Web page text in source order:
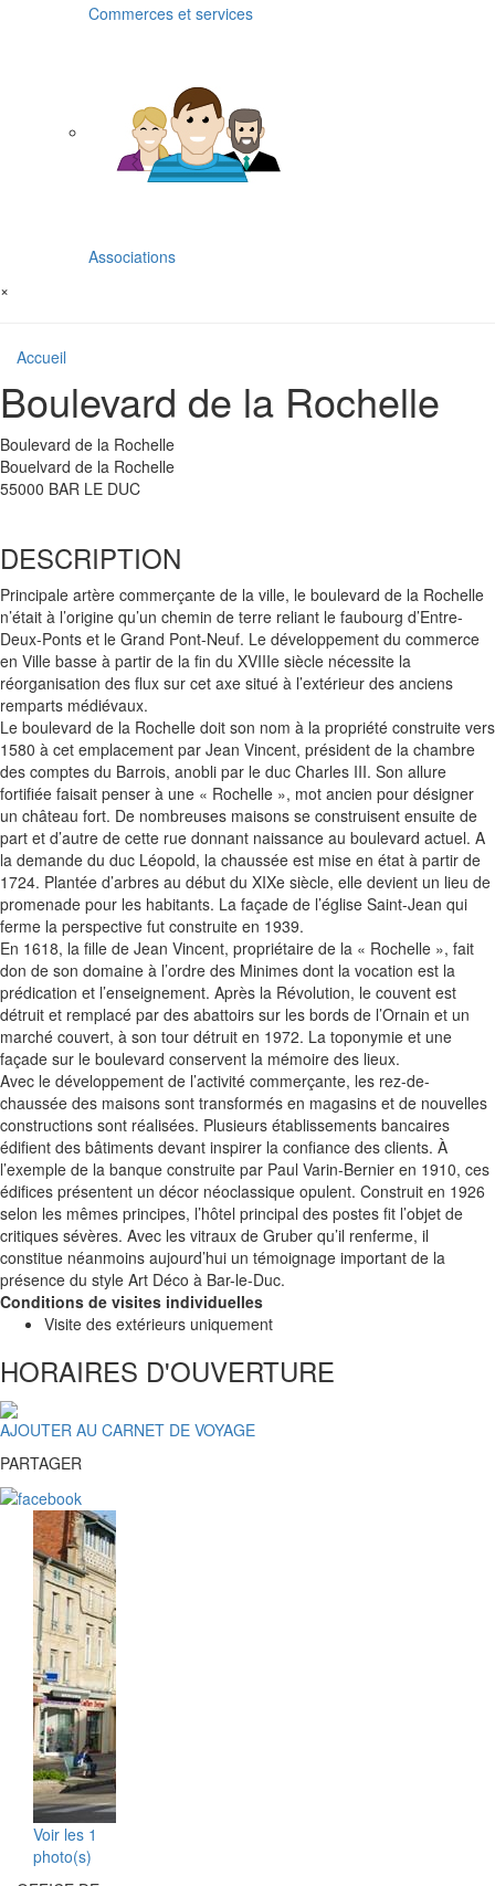
Commerces et services
Associations
×
Accueil
Boulevard de la Rochelle
Boulevard de la Rochelle
Bouelvard de la Rochelle
55000 BAR LE DUC
DESCRIPTION
Principale artère commerçante de la ville, le boulevard de la Rochelle
n’était à l’origine qu’un chemin de terre reliant le faubourg d’Entre-
Deux-Ponts et le Grand Pont-Neuf. Le développement du commerce
en Ville basse à partir de la fin du XVIIIe siècle nécessite la
réorganisation des flux sur cet axe situé à l’extérieur des anciens
remparts médiévaux.
Le boulevard de la Rochelle doit son nom à la propriété construite vers
1580 à cet emplacement par Jean Vincent, président de la chambre
des comptes du Barrois, anobli par le duc Charles III. Son allure
fortifiée faisait penser à une « Rochelle », mot ancien pour désigner
un château fort. De nombreuses maisons se construisent ensuite de
part et d’autre de cette rue donnant naissance au boulevard actuel. A
la demande du duc Léopold, la chaussée est mise en état à partir de
1724. Plantée d’arbres au début du XIXe siècle, elle devient un lieu de
promenade pour les habitants. La façade de l’église Saint-Jean qui
ferme la perspective fut construite en 1939.
En 1618, la fille de Jean Vincent, propriétaire de la « Rochelle », fait
don de son domaine à l’ordre des Minimes dont la vocation est la
prédication et l’enseignement. Après la Révolution, le couvent est
détruit et remplacé par des abattoirs sur les bords de l’Ornain et un
marché couvert, à son tour détruit en 1972. La toponymie et une
façade sur le boulevard conservent la mémoire des lieux.
Avec le développement de l’activité commerçante, les rez-de-
chaussée des maisons sont transformés en magasins et de nouvelles
constructions sont réalisées. Plusieurs établissements bancaires
édifient des bâtiments devant inspirer la confiance des clients. À
l’exemple de la banque construite par Paul Varin-Bernier en 1910, ces
édifices présentent un décor néoclassique opulent. Construit en 1926
selon les mêmes principes, l’hôtel principal des postes fit l’objet de
critiques sévères. Avec les vitraux de Gruber qu’il renferme, il
constitue néanmoins aujourd’hui un témoignage important de la
présence du style Art Déco à Bar-le-Duc.
Conditions de visites individuelles
Visite des extérieurs uniquement
HORAIRES D'OUVERTURE
AJOUTER AU CARNET DE VOYAGE
PARTAGER
Voir les 1
photo(s)